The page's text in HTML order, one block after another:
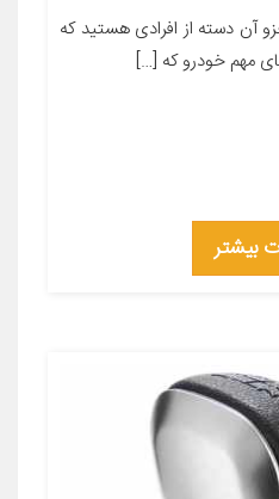
آن دسته از افرادی هستید که
مهم خودرو که […]
بیشتر